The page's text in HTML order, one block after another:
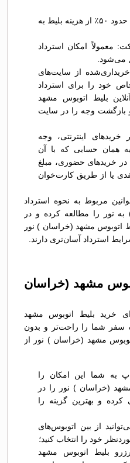
بین ۳ تا ۶ ساعت قبل از حرکت: حدود ۵۰٪ از هزینه بلیط به
حرکت: معمولاً امکان استرداد
از سایت‌های
خود را برای استرداد
بلیط اتوبوس مشهد
بازگشت وجه را در سایت
خریدهای اینترنتی، وجه
همان حسابی که با آن
در خریدهای حضوری، مبلغ
یا از طریق کارت‌خوان
مربوط به نحوه استرداد
نور را مطالعه کرده و در
اتوبوس مشهد (خراسان ) نور
استرداد آسان‌تری دارند.
مشهد (خراسان
خرید بلیط اتوبوس مشهد
سفر شما را راحت‌تر و بدون
مشهد (خراسان ) نور از
به شما این امکان را
(خراسان ) نور را در
و بهترین گزینه را
از بین اتوبوس‌های
بلیط اتوبوس مشهد